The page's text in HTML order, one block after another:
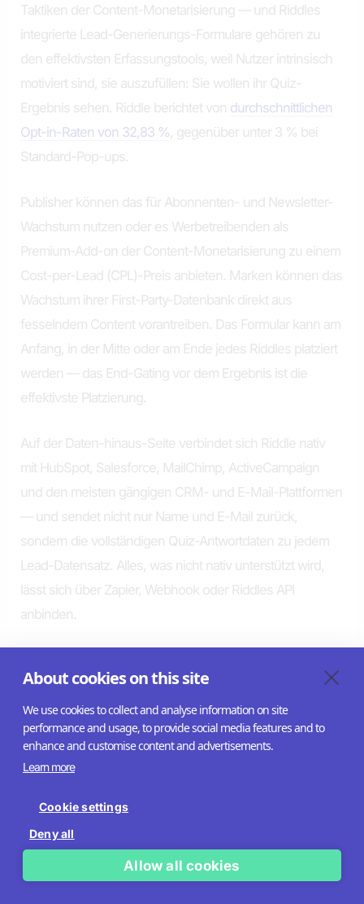
Taktiken der Content-Monetarisierung — und Riddles
integrierte Lead-Generierungs-Formulare gehören zu
den effektivsten Erfassungstools, weil Nutzer intrinsisch
motiviert sind, sie auszufüllen: Sie wollen ihr Quiz-
Ergebnis sehen. Riddle berichtet von durchschnittlichen
Opt-in-Raten von 32,83 %, gegenüber unter 3 % bei
Standard-Pop-ups.
Publisher können das für Abonnenten- und Newsletter-
Wachstum nutzen oder es Werbetreibenden als
Premium-Add-on der Content-Monetarisierung zu einem
Cost-per-Lead (CPL)-Preis anbieten. Marken können das
Wachstum ihrer First-Party-Datenbank direkt aus
fesselndem Content vorantreiben. Das Formular kann am
Anfang, in der Mitte oder am Ende jedes Riddles platziert
werden — das End-Gating vor dem Ergebnis ist die
effektivste Platzierung.
Auf der Daten-hinaus-Seite verbindet sich Riddle nativ
mit HubSpot, Salesforce, MailChimp, ActiveCampaign
und den meisten gängigen CRM- und E-Mail-Plattformen
— und sendet nicht nur Name und E-Mail zurück,
sondern die vollständigen Quiz-Antwortdaten zu jedem
Lead-Datensatz. Alles, was nicht nativ unterstützt wird,
lässt sich über Zapier, Webhook oder Riddles API
anbinden.
About cookies on this site
We use cookies to collect and analyse information on site
performance and usage, to provide social media features and to
enhance and customise content and advertisements.
Learn more
Cookie settings
Deny all
Allow all cookies